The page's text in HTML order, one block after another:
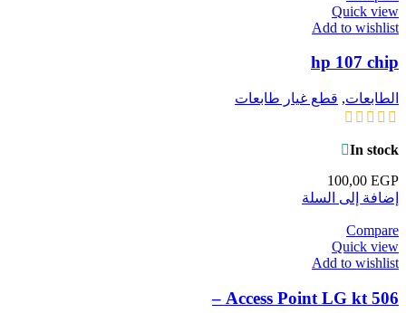
Quick view
Add to wishlist
hp 107 chip
الطابعات, قطع غيار طابعات
In stock
100,00 EGP
إضافة إلى السلة
Compare
Quick view
Add to wishlist
Access Point LG kt 506 –